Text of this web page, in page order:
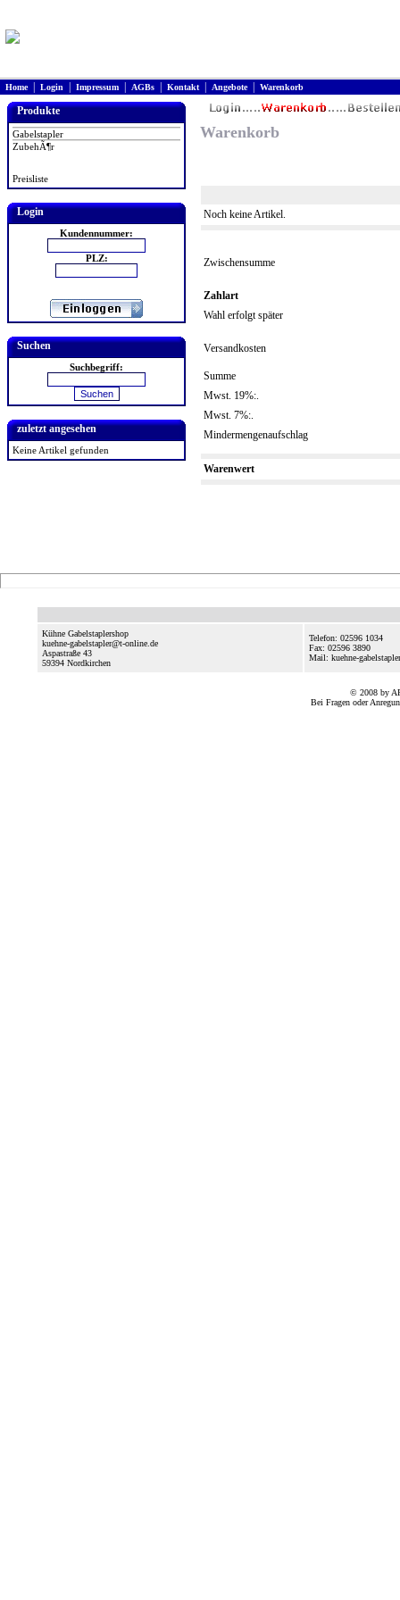
Home| Login Impressum AGBs Kontakt| Angebote| Warenkorb
Produkte
Gabelstapler
ZubehÃ¶r
Preisliste
Login
Kundennummer:
PLZ:
Suchen
Suchbegriff:
zuletzt angesehen
Keine Artikel gefunden
Warenkorb
Noch keine Artikel.
Zwischensumme
Zahlart
Wahl erfolgt später
Versandkosten
Summe
Mwst. 19%:.
Mwst. 7%:.
Mindermengenaufschlag
Warenwert
Kühne Gabelstaplershop
kuehne-gabelstapler@t-online.de
Aspastraße 43
59394 Nordkirchen
Telefon: 02596 1034
Fax: 02596 3890
Mail: kuehne-
© 2008 by
Bei Fragen oder